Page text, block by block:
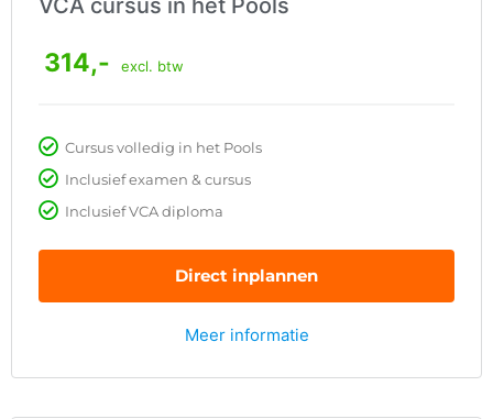
VCA cursus in het Pools
314,- excl. btw
Cursus volledig in het Pools
Inclusief examen & cursus
Inclusief VCA diploma
Direct inplannen
Meer informatie